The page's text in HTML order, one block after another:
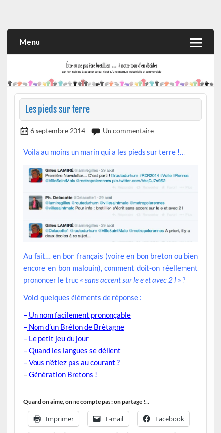
et commerciale
Menu
Les pieds sur terre
6 septembre 2014 Un commentaire
Voilà au moins un marin qui a les pieds sur terre !…
Au fait… en bon français (voire en bon breton ou bien
encore en bon malouin), comment doit-on réellement
prononcer le truc « sans accent sur le e et avec 2 l» ?
Voici quelques éléments de réponse :
– Un nom facilement prononçable
– Nom d’un Bréton de Brètagne
– Le petit jeu du jour
–Quand les langues se délient
–Vous n’étiez pas au courant ?
–Génération Bretons !
Quand on aime, on ne compte pas : on partage !...
Imprimer E-mail Facebook